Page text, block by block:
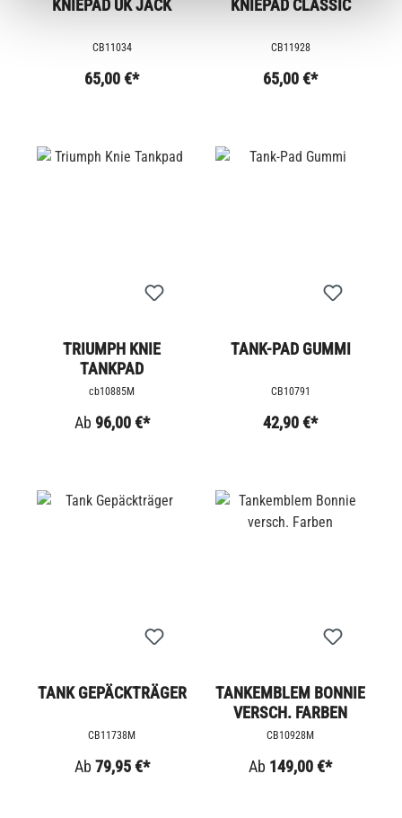
KNIEPAD UK JACK
CB11034
65,00 €*
KNIEPAD CLASSIC
CB11928
65,00 €*
TRIUMPH KNIE
TANKPAD
cb10885M
Ab 96,00 €*
TANK-PAD GUMMI
CB10791
42,90 €*
TANK GEPÄCKTRÄGER
CB11738M
Ab 79,95 €*
TANKEMBLEM BONNIE
VERSCH. FARBEN
CB10928M
Ab 149,00 €*